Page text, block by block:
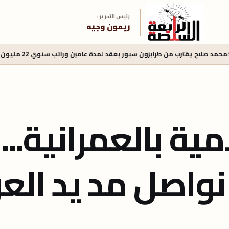
رئيس التحرير :
ريمون وجيه
سبور بعقد لمدة عامين وراتب سنوي 22 مليون يورو منذ 20 ساعة
مد يد